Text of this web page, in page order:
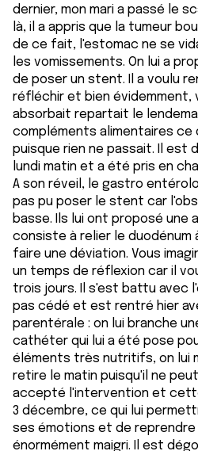
dernier, mon mari a passé le
là, il a appris que la tumeur
de ce fait, l'estomac ne se
les vomissements. On lui a
de poser un stent. Il a voulu
réfléchir et bien évidemment,
absorbait repartait le
compléments alimentaires ce
puisque rien ne passait. Il est
lundi matin et a été pris en
A son réveil, le gastro
pas pu poser le stent car
basse. Ils lui ont proposé une
consiste à relier le duodénum
faire une déviation. Vous
un temps de réflexion car il
trois jours. Il s'est battu avec
pas cédé et est rentré hier
parentérale : on lui branche
cathéter qui lui a été pose
éléments très nutritifs, on lui
retire le matin puisqu'il ne
accepté l'intervention et
3 décembre, ce qui lui
ses émotions et de reprendre
énormément maigri. Il est